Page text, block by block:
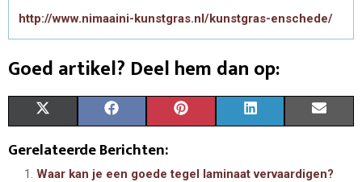
http://www.nimaaini-kunstgras.nl/kunstgras-enschede/
Goed artikel? Deel hem dan op:
T C A
N N A
Gerelateerde Berichten:
Waar kan je een goede tegel laminaat vervaardigen?